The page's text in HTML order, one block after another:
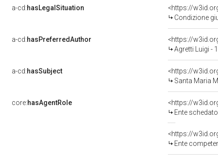
a-cd:hasLegalSituation
Condizione
a-cd:hasPreferredAuthor
<https://
Agretti Luigi -
a-cd:hasSubject
<https://
Santa Maria
core:hasAgentRole
<https://
Ente schedatore
<https://
Ente competente per